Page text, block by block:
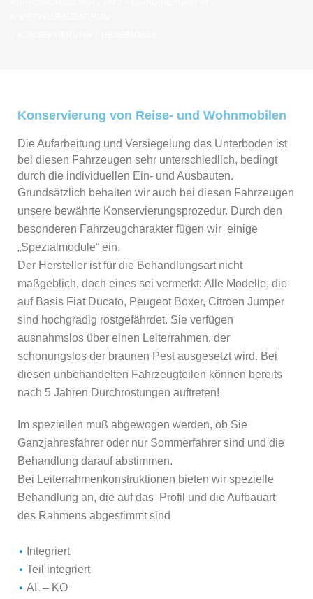
Konservierung von Reise- und Wohnmobilen
Die Aufarbeitung und Versiegelung des Unterboden ist
bei diesen Fahrzeugen sehr unterschiedlich, bedingt
durch die individuellen Ein- und Ausbauten.
Grundsätzlich behalten wir auch bei diesen Fahrzeugen
unsere bewährte Konservierungsprozedur. Durch den
besonderen Fahrzeugcharakter fügen wir einige
„Spezialmodule“ ein.
Der Hersteller ist für die Behandlungsart nicht
maßgeblich, doch eines sei vermerkt: Alle Modelle, die
auf Basis Fiat Ducato, Peugeot Boxer, Citroen Jumper
sind hochgradig rostgefährdet. Sie verfügen
ausnahmslos über einen Leiterrahmen, der
schonungslos der braunen Pest ausgesetzt wird. Bei
diesen unbehandelten Fahrzeugteilen können bereits
nach 5 Jahren Durchrostungen auftreten!
Im speziellen muß abgewogen werden, ob Sie
Ganzjahresfahrer oder nur Sommerfahrer sind und die
Behandlung darauf abstimmen.
Bei Leiterrahmenkonstruktionen bieten wir spezielle
Behandlung an, die auf das Profil und die Aufbauart
des Rahmens abgestimmt sind
Integriert
Teil integriert
AL – KO